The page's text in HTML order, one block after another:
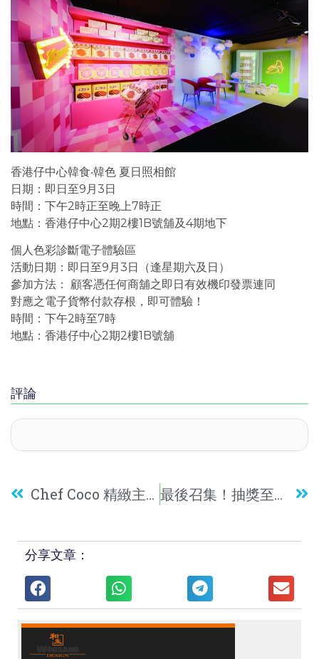
香港仔中心韓食‧韓色 夏日照相館
日期：即日至9月3日
時間：下午2時正至晚上7時正
地點：香港仔中心2期2樓1B號舖及4期地下
個人色彩診斷電子體驗區
活動日期：即日至9月3日（逢星期六及日）
參加方法： 顧客憑任何商舖之即日有效機印發票連同
對應之電子貨幣付款存根，即可體驗！
時間：下午2時至7時
地點：香港仔中心2期2樓1B號舖
評論
Chef Coco 精緻主菜 最後召集！抽獎至8月16日！送東京機票及日本當地餐飲券！Beefar’s登港五周年全新菜單驚喜登場
分享文章：